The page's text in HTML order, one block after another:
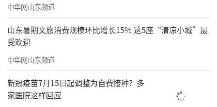
中华网山东频道
山东暑期文旅消费规模环比增长15% 这5座“清凉小城”最
受欢迎
中华网山东频道
新冠疫苗7月15日起调整为自费接种？多
家医院这样回应